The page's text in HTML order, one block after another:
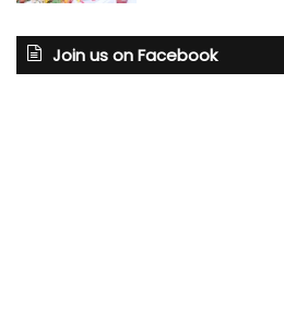
Join us on Facebook